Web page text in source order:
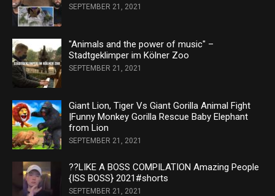
SEPTEMBER 21, 2021
"Animals and the power of music" –
Stadtgeklimper im Kölner Zoo
SEPTEMBER 21, 2021
Giant Lion, Tiger Vs Giant Gorilla Animal Fight
|Funny Monkey Gorilla Rescue Baby Elephant
from Lion
SEPTEMBER 21, 2021
??LIKE A BOSS COMPILATION Amazing People
{ISS BOSS} 2021#shorts
SEPTEMBER 21, 2021